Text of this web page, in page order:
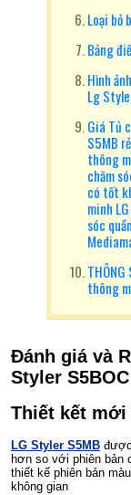
Loại bỏ
Bảng
Hình
Lg
Giá Tủ
S5MB
thông
chăm
có tốt
minh
sóc
THÔNG
thông
Đánh giá và
Styler S5BOC
Thiết kết
LG Styler S5MB
hơn so với phiên bản
thiết kế phiên bản
không gian